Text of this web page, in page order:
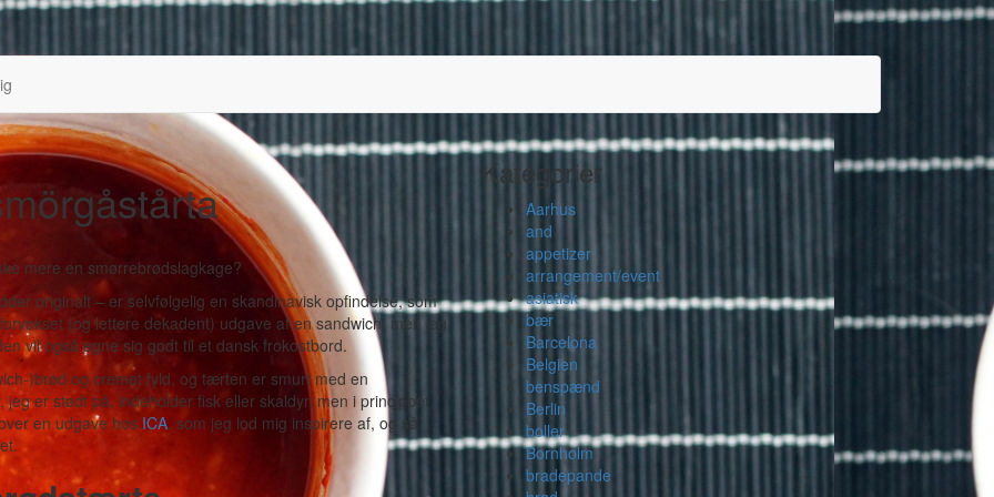
mere en smørrebrødslagkage?
originalt – er selvfølgelig en skandinavisk opfindelse, som
(og lettere dekadent) udgave af en sandwich, men jeg
vil også egne sig godt til et dansk frokostbord.
)brød og cremet fyld, og tærten er smurt med en
er stødt på, indeholder fisk eller skaldyr, men i princippet
en udgave hos ICA, som jeg lod mig inspirere af, og så
Kategorier
Aarhus
and
appetizer
arrangement/event
asiatisk
bær
Barcelona
Belgien
benspænd
Berlin
boller
Bornholm
bradepande